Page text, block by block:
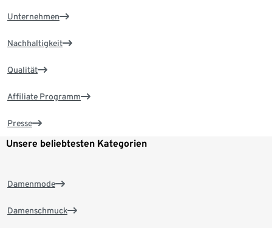
Unternehmen
Nachhaltigkeit
Qualität
Affiliate Programm
Presse
Unsere beliebtesten Kategorien
Damenmode
Damenschmuck